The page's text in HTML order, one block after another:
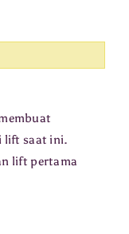
lift saat ini.
lift pertama